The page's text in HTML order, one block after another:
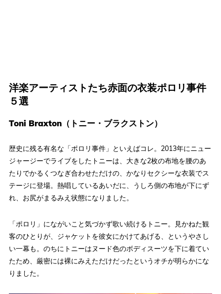
洋楽アーティストたち赤面の衣装ポロリ事件
５選
Toni Braxton（トニー・ブラクストン）
歴史に残る有名な「ポロリ事件」といえばコレ。2013年にニュー
ジャージーでライブをしたトニーは、大きな2枚の布地を腰のあ
たりでかるくつなぎ合わせただけの、かなりセクシーな衣装でス
テージに登場。熱唱しているあいだに、うしろ側の布地が下にず
れ、お尻がまるみえ状態になりました。
「ポロリ」にながいこと気づかず歌い続けるトニー。見かねた観
客のひとりが、ジャケットを彼女にかけてあげる、というやさし
い一幕も。のちにトニーはヌード色のボディスーツを下に着てい
たため、厳密には裸にみえただけだったというオチが明らかにな
りました。